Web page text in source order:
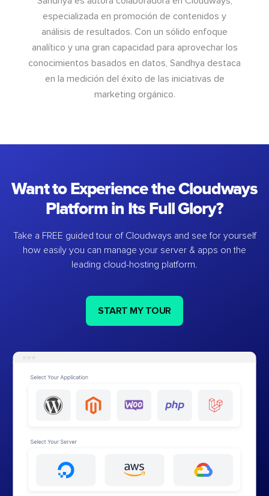
especializada en promoción de contenidos y
análisis de resultados. Con un sólido enfoque
analítico y una gran capacidad para aprovechar los
conocimientos basados en datos, Sandhya destaca
en la medición del éxito de las iniciativas de
marketing orgánico.
Want to Experience the Cloudways
Platform in Its Full Glory?
Take a FREE guided tour of Cloudways and see for yourself
how easily you can manage your server & apps on the
leading cloud-hosting platform.
START MY TOUR